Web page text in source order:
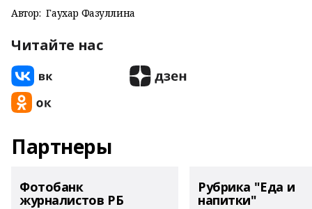
Автор: Гаухар Фазуллина
Читайте нас
Партнеры
Фотобанк
журналистов РБ
Рубрика "Еда и
напитки"